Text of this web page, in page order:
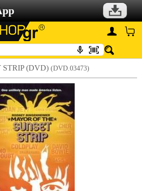
STRIP (DVD) (DVD.03473)